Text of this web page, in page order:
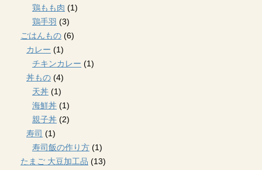
鶏もも肉 (1)
鶏手羽 (3)
ごはんもの (6)
カレー (1)
チキンカレー (1)
丼もの (4)
天丼 (1)
海鮮丼 (1)
親子丼 (2)
寿司 (1)
寿司飯の作り方 (1)
たまご 大豆加工品 (13)